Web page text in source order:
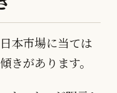
本市場に当ては
きがあります。